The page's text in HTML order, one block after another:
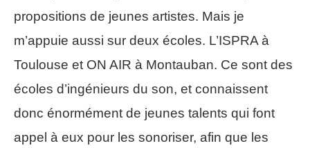
propositions de jeunes artistes. Mais je
m’appuie aussi sur deux écoles. L’ISPRA à
Toulouse et ON AIR à Montauban. Ce sont des
écoles d’ingénieurs du son, et connaissent
donc énormément de jeunes talents qui font
appel à eux pour les sonoriser, afin que les